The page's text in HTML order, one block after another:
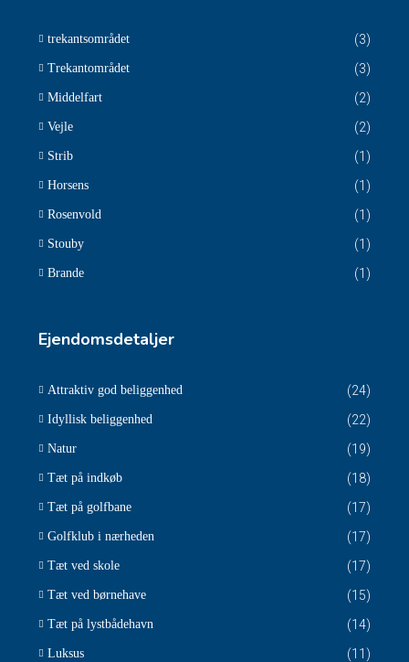
trekantsområdet (3)
Trekantområdet (3)
Middelfart (2)
Vejle (2)
Strib (1)
Horsens (1)
Rosenvold (1)
Stouby (1)
Brande (1)
Ejendomsdetaljer
Attraktiv god beliggenhed (24)
Idyllisk beliggenhed (22)
Natur (19)
Tæt på indkøb (18)
Tæt på golfbane (17)
Golfklub i nærheden (17)
Tæt ved skole (17)
Tæt ved børnehave (15)
Tæt på lystbådehavn (14)
Luksus (11)